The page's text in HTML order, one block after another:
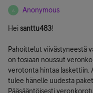
A Anonymous
Heisanttu483!
Pahoittelut viivästyneestä
on tosiaan noussut
verotonta hintaa laskettiin.
tulee hänelle uudesta
Pääsääntöisesti